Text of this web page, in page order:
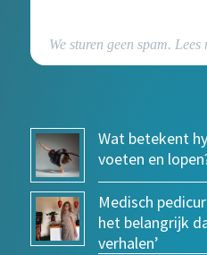
We sturen geen spam.
Wat betekent
voeten en
Medisch
het belangrijk
verhalen’